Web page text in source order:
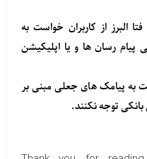
از کاربران خواست به
پیام رسان ها و یا اپلیکیشن
به پیامک های جعلی مبنی بر
بانکی توجه نکنند.